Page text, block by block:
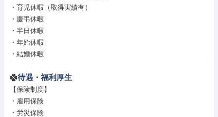
・育児休暇（取得実績有）
・慶弔休暇
・半日休暇
・年始休暇
・結婚休暇
待遇・福利厚生
【保険制度】
・雇用保険
・労災保険